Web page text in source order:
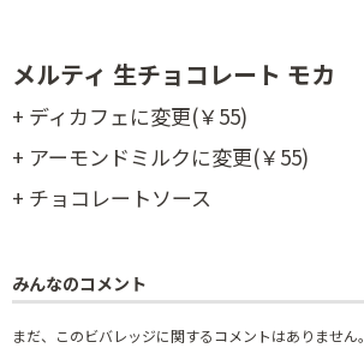
メルティ 生チョコレート モカ
+ ディカフェに変更(￥55)
+ アーモンドミルクに変更(￥55)
+ チョコレートソース
みんなのコメント
まだ、このビバレッジに関するコメントはありません。